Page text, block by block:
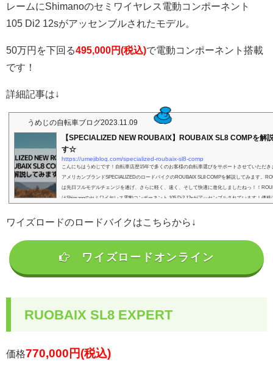
レームにShimanoのセミワイヤレス電動コンポーネント
105 Di2 12sがアッセンブルされたモデル。
50万円を下回る495,000円(税込)で電動コンポーネント搭載
です！
詳細記事は↓
うめじの自転車ブログ2023.11.09
【SPECIALIZED NEW ROUBAIX】ROUBAIX SL8 COMPを解
す☆
https://umejiblog.com/specialized-roubaix-sl8-comp
こんにちはうめじです！自転車店歴15年で多くのお客様の自転車選びをサポートさせていただき
アメリカンブランドSPECIALIZEDのロードバイクのROUBAIX SL8 COMPを解説してみます。
は先日フルモデルチェンジを遂げ、さらに軽く、速く、そして快適に進化しましたねっ！！
はShimanoのセミワイヤレス電動コンポーネント 105 Di2 12sがアッセンブルされています！価格
ド...
ワイズロードのロードバイクはこちらから↓
ワイズロードオンライン
RUOBAIX SL8 EXPERT
価格770,000円(税込)